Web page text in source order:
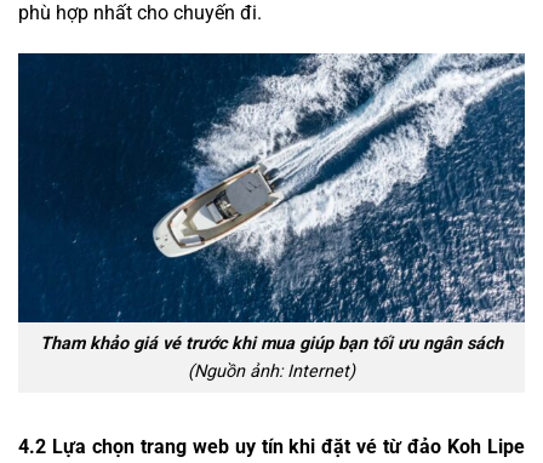
phù hợp nhất cho chuyến đi.
Tham khảo giá vé trước khi mua giúp bạn tối ưu ngân sách
(Nguồn ảnh: Internet)
4.2 Lựa chọn trang web uy tín khi đặt vé từ đảo Koh Lipe